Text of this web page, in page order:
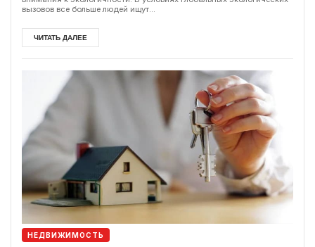
вызовов все больше людей ищут...
ЧИТАТЬ ДАЛЕЕ
НЕДВИЖИМОСТЬ